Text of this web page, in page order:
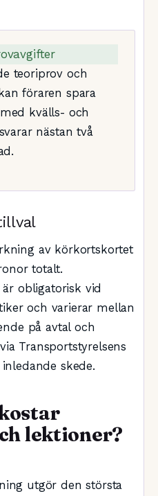
teoriprov och
föraren spara
kvälls- och
nästan två
av körkortskortet
totalt.
obligatorisk vid
och varierar mellan
på avtal och
Transportstyrelsens
skede.
lektioner?
utgör den största